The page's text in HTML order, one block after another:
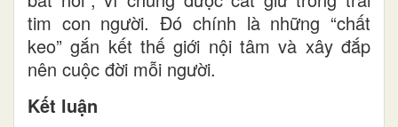
tim con người. Đó chính là những “chất
keo” gắn kết thế giới nội tâm và xây đắp
nên cuộc đời mỗi người.
Kết luận